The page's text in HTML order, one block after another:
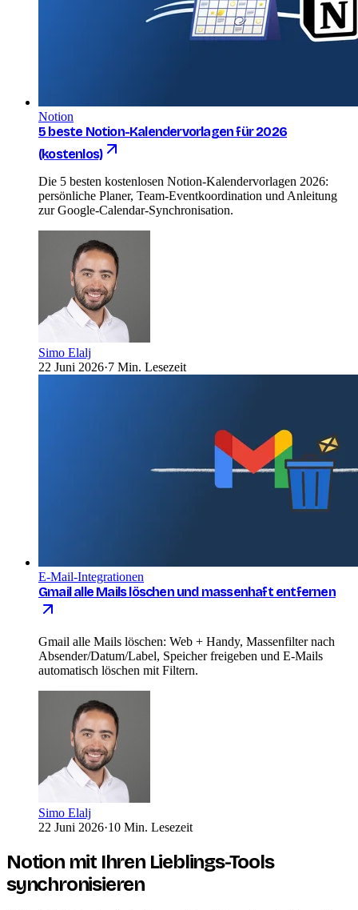
Notion
5 beste Notion-Kalendervorlagen für 2026
(kostenlos)
Die 5 besten kostenlosen Notion-Kalendervorlagen 2026:
persönliche Planer, Team-Eventkoordination und Anleitung
zur Google-Calendar-Synchronisation.
Simo Elalj
22 Juni 2026·7 Min. Lesezeit
E-Mail-Integrationen
Gmail alle Mails löschen und massenhaft entfernen
Gmail alle Mails löschen: Web + Handy, Massenfilter nach
Absender/Datum/Label, Speicher freigeben und E-Mails
automatisch löschen mit Filtern.
Simo Elalj
22 Juni 2026·10 Min. Lesezeit
Notion mit Ihren Lieblings-Tools
synchronisieren